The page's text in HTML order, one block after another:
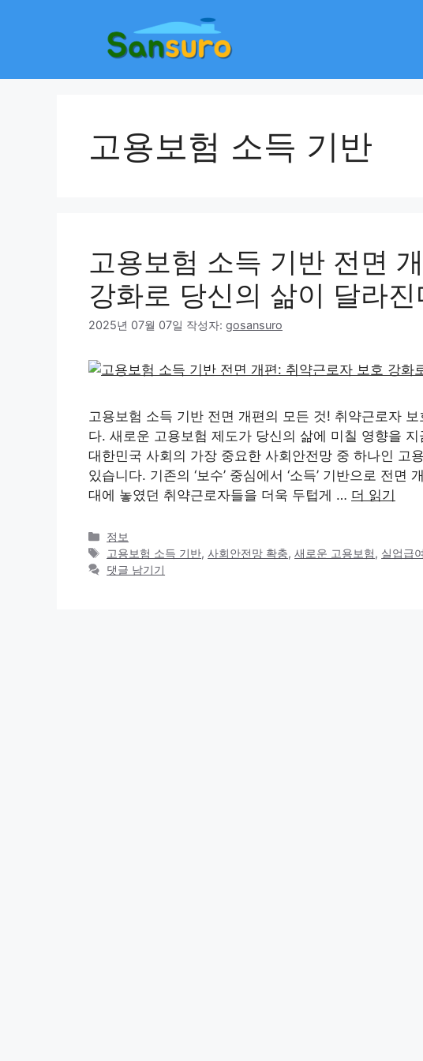
고용보험 소득 기반
고용보험 소득 기반 전면
강화로 당신의 삶이 달라진
2025년 07월 07일 작성자: gosansuro
고용보험 소득 기반 전면 개편의 모든 것! 취약근로자
다. 새로운 고용보험 제도가 당신의 삶에 미칠 영향을
대한민국 사회의 가장 중요한 사회안전망 중 하나인 고
있습니다. 기존의 ‘보수’ 중심에서 ‘소득’ 기반으로 전
대에 놓였던 취약근로자들을 더욱 두텁게 … 더 읽기
카
테
고
정보
태
그
고용보험 소득 기반,사회안전망 확충,새로운 고용보험, 실업급여
댓글 남기기